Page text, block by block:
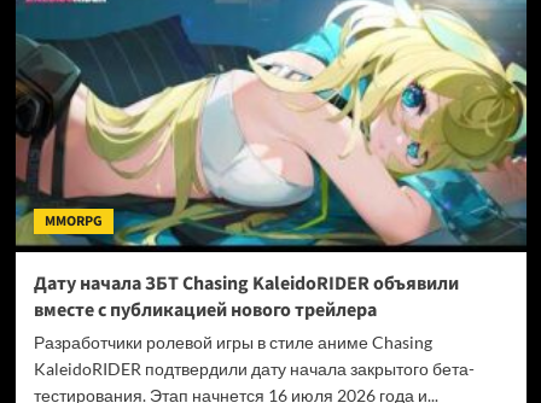
героя
Revival
MMORPG
Дату начала ЗБТ Chasing KaleidoRIDER объявили
вместе с публикацией нового трейлера
Разработчики ролевой игры в стиле аниме Chasing
KaleidoRIDER подтвердили дату начала закрытого бета-
тестирования. Этап начнется 16 июля 2026 года и...